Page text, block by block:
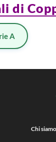
di
A
Chi siamo